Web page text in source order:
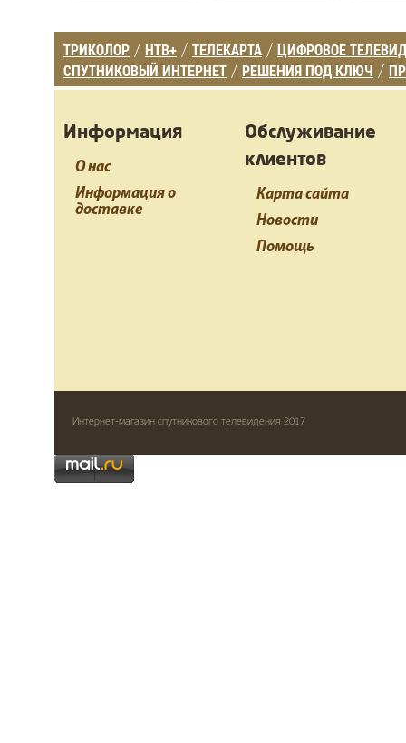
ТРИКОЛОР / НТВ+ / ТЕЛЕКАРТА / ЦИФРОВОЕ
СПУТНИКОВЫЙ ИНТЕРНЕТ / РЕШЕНИЯ ПОД КЛЮЧ /
Информация
О нас
Информация о
доставке
Обслуживание
клиентов
Карта сайта
Новости
Помощь
Интернет-магазин спутникового телевидения 2017